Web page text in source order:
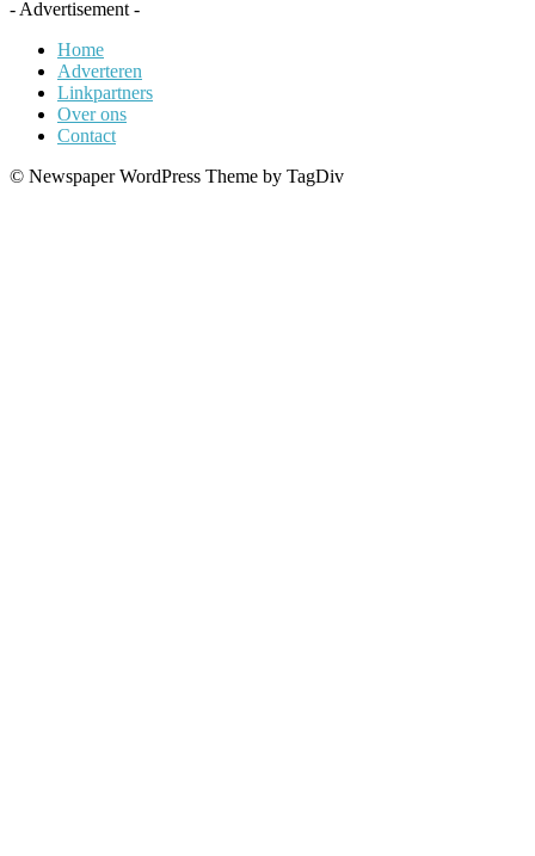
- Advertisement -
Home
Adverteren
Linkpartners
Over ons
Contact
© Newspaper WordPress Theme by TagDiv